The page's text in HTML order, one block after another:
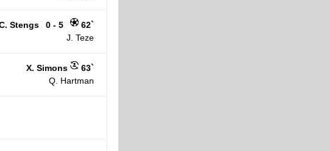
Stengs 0 - 5
62`
J. Teze
X. Simons
63`
Q. Hartman